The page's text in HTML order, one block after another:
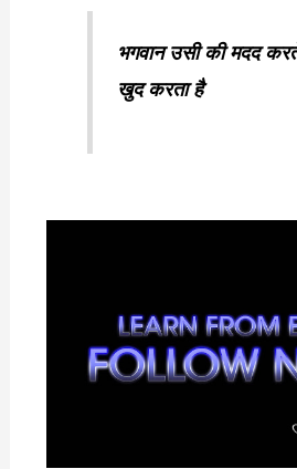
भगवान उसी की मदद
खुद करता है